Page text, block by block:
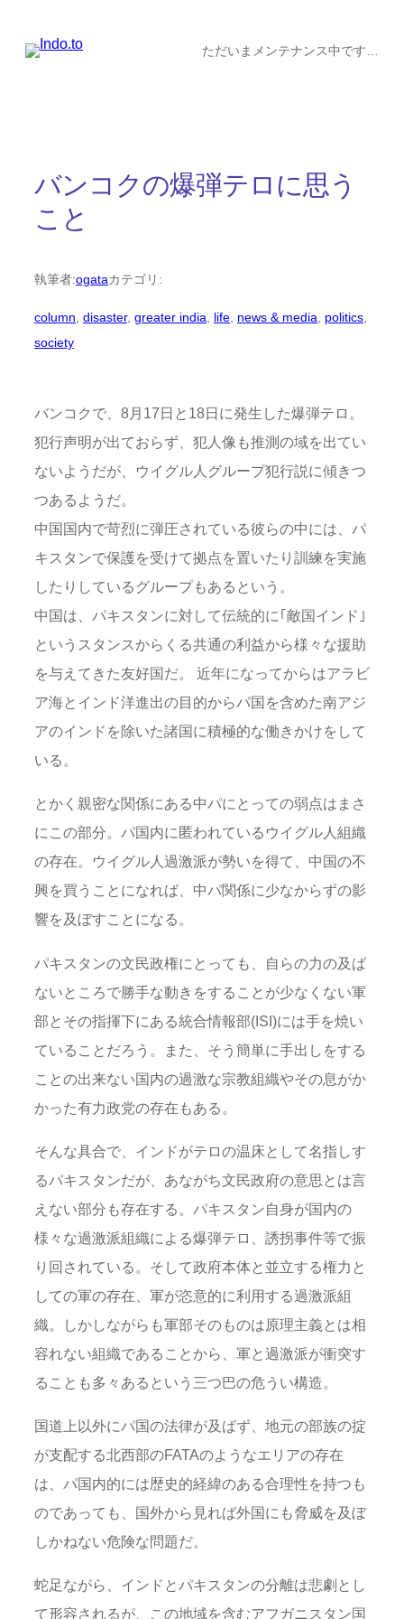
ただいまメンテナンス中です…
バンコクの爆弾テロに思う
こと
執筆者:ogataカテゴリ:
column, disaster, greater india, life, news & media, politics
society
バンコクで、8月17日と18日に発生した爆弾テロ。
犯行声明が出ておらず、犯人像も推測の域を出てい
ないようだが、ウイグル人グループ犯行説に傾きつ
つあるようだ。
中国国内で苛烈に弾圧されている彼らの中には、パ
キスタンで保護を受けて拠点を置いたり訓練を実施
したりしているグループもあるという。
中国は、パキスタンに対して伝統的に｢敵国インド｣
というスタンスからくる共通の利益から様々な援助
を与えてきた友好国だ。 近年になってからはアラビ
ア海とインド洋進出の目的からパ国を含めた南アジ
アのインドを除いた諸国に積極的な働きかけをして
いる。
とかく親密な関係にある中パにとっての弱点はまさ
にこの部分。パ国内に匿われているウイグル人組織
の存在。ウイグル人過激派が勢いを得て、中国の不
興を買うことになれば、中パ関係に少なからずの影
響を及ぼすことになる。
パキスタンの文民政権にとっても、自らの力の及ば
ないところで勝手な動きをすることが少なくない軍
部とその指揮下にある統合情報部(ISI)には手を焼い
ていることだろう。また、そう簡単に手出しをする
ことの出来ない国内の過激な宗教組織やその息がか
かった有力政党の存在もある。
そんな具合で、インドがテロの温床として名指しす
るパキスタンだが、あながち文民政府の意思とは言
えない部分も存在する。パキスタン自身が国内の
様々な過激派組織による爆弾テロ、誘拐事件等で振
り回されている。そして政府本体と並立する権力と
しての軍の存在、軍が恣意的に利用する過激派組
織。しかしながらも軍部そのものは原理主義とは相
容れない組織であることから、軍と過激派が衝突す
ることも多々あるという三つ巴の危うい構造。
国道上以外にパ国の法律が及ばず、地元の部族の掟
が支配する北西部のFATAのようなエリアの存在
は、パ国内的には歴史的経緯のある合理性を持つも
のであっても、国外から見れば外国にも脅威を及ぼ
しかねない危険な問題だ。
蛇足ながら、インドとパキスタンの分離は悲劇とし
て形容されるが、この地域を含むアフガニスタン国